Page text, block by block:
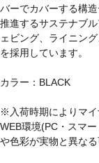
バーでカバーする構
推進するサステナブ
ェビング、ライニン
を採用しています。
カラー：BLACK
※入荷時期によりマ
WEB環境(PC・スマ
や色彩が実物と異な